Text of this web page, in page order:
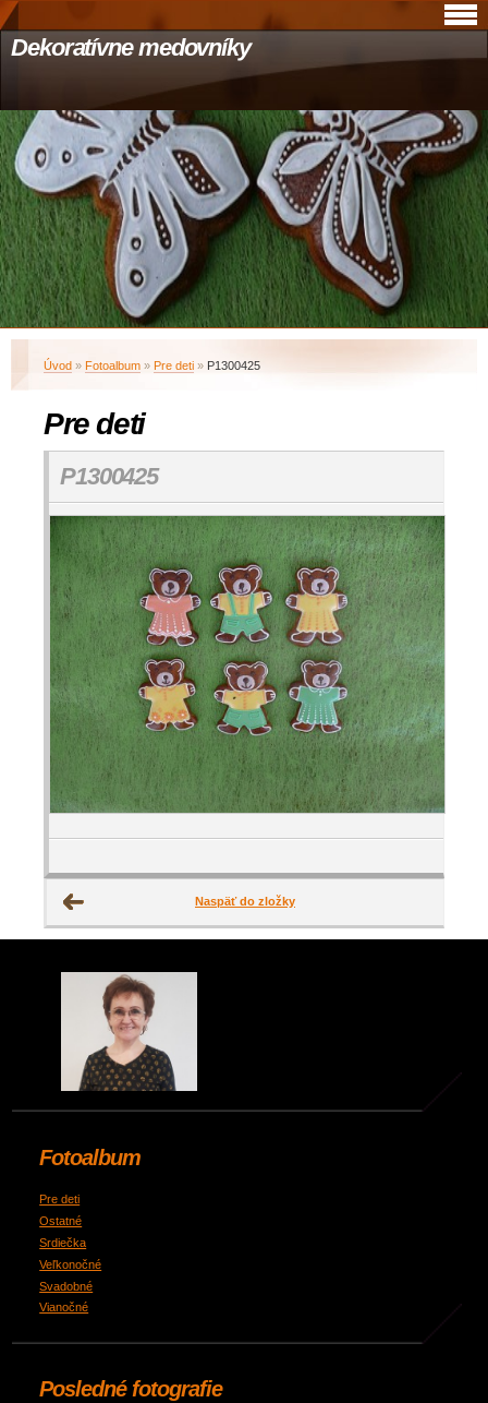
Dekoratívne medovníky
Úvod » Fotoalbum » Pre deti » P1300425
Pre deti
P1300425
Naspäť do zložky
Fotoalbum
Pre deti
Ostatné
Srdiečka
Veľkonočné
Svadobné
Vianočné
Posledné fotografie